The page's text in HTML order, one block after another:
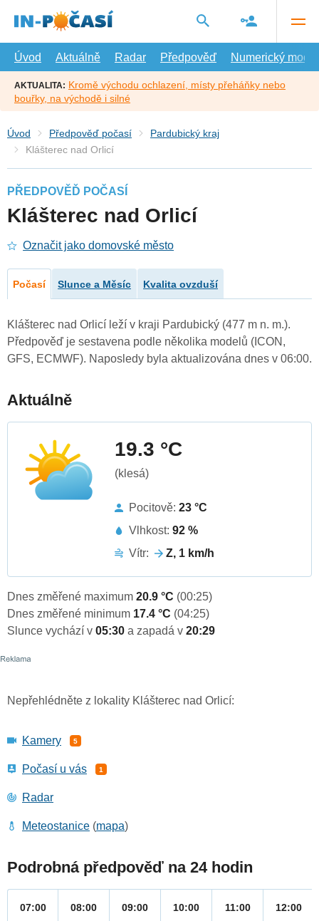
hlavní
Úvod
Aktuálně Radar Předpověď Numerický model
AKTUALITA: Kromě východu ochlazení, místy přeháňky nebo
bouřky, na východě i silné
Úvod Předpověď počasí
Pardubický kraj
Klášterec nad Orlicí
PŘEDPOVĚĎ POČASÍ
Klášterec nad Orlicí
Označit jako domovské město
Počasí Slunce a Měsíc Kvalita ovzduší
Klášterec nad Orlicí leží v kraji Pardubický (477 m n. m.).
Předpověď je sestavena podle několika modelů (ICON,
GFS, ECMWF). Naposledy byla aktualizována dnes v 06:00.
Aktuálně
19.3 °C
(klesá)
Pocitově: 23 °C
Vlhkost: 92 %
Vítr:
Z, 1 km/h
Dnes změřené maximum 20.9 °C (00:25)
Dnes změřené minimum 17.4 °C (04:25)
Slunce vychází v 05:30 a zapadá v 20:29
Nepřehlédněte z lokality Klášterec nad Orlicí:
Kamery 5
Počasí u vás 1
Radar
Meteostanice (mapa)
Podrobná předpověď na 24 hodin
07:00 08:00 09:00 10:00 11:00 12:00